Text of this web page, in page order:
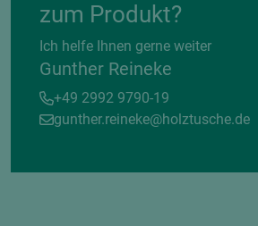
zum Produkt?
Ich helfe Ihnen gerne weiter
Gunther Reineke
+49 2992 9790-19
gunther.reineke@holztusche.de